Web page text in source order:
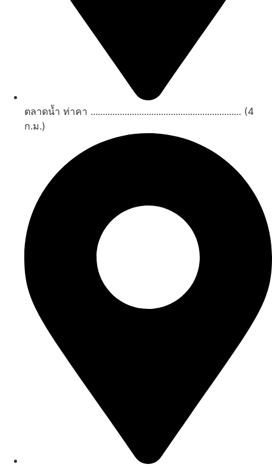
ตลาดน้ำ ท่าคา .............................................................. (4
ก.ม.)